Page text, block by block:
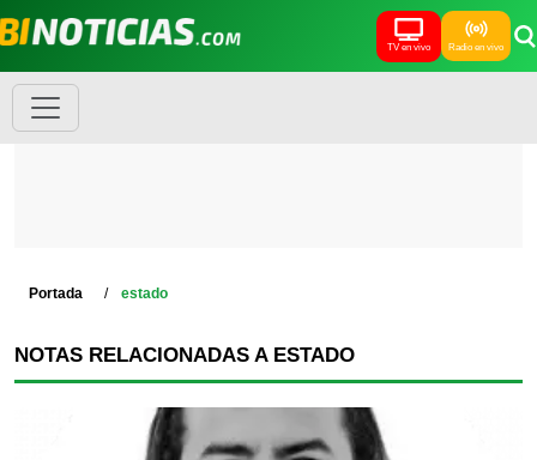
TV en vivo Radio en vivo
Portada estado
NOTAS RELACIONADAS A ESTADO